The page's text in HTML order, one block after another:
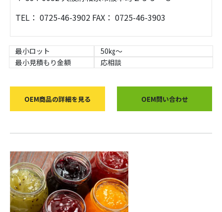
TEL： 0725-46-3902 FAX： 0725-46-3903
最小ロット
50㎏～
最小見積もり金額
応相談
OEM商品の詳細を見る OEM問い合わせ